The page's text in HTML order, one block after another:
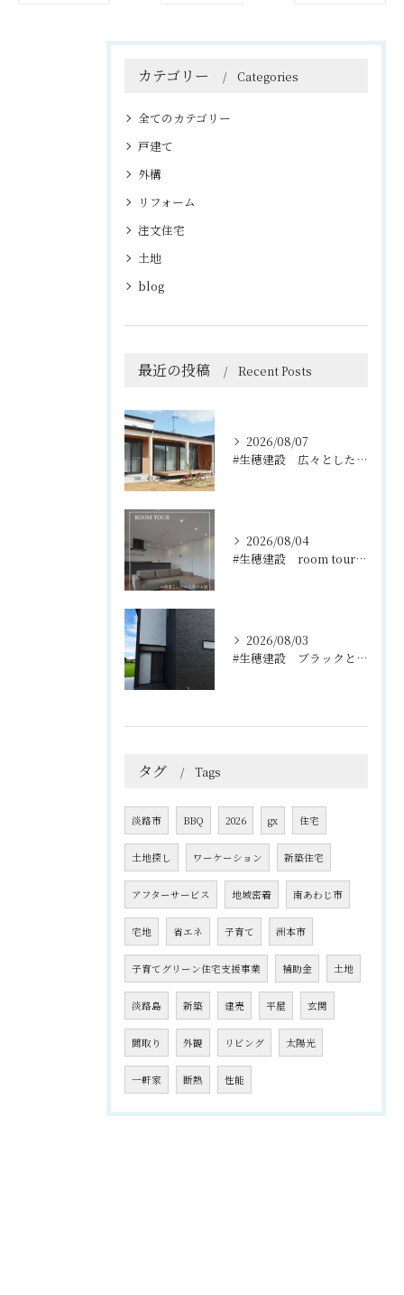
カテゴリー Categories
全てのカテゴリー
戸建て
外構
リフォーム
注文住宅
土地
blog
最近の投稿 Recent Posts
2026/08/07
#生穂建設 広々としたウッドデッキは、室内と庭を繋ぐ心地よい...
2026/08/04
#生穂建設 room tour🏠
2026/08/03
#生穂建設 ブラックとグレーのコントラストがスタイリッシュな...
タグ Tags
淡路市 BBQ 2026 gx 住宅
土地探し ワーケーション 新築住宅
アフターサービス 地域密着 南あわじ市
宅地 省エネ 子育て 洲本市
子育てグリーン住宅支援事業 補助金 土地
淡路島 新築 建売 平屋 玄関
間取り 外観 リビング 太陽光
一軒家 断熱 性能